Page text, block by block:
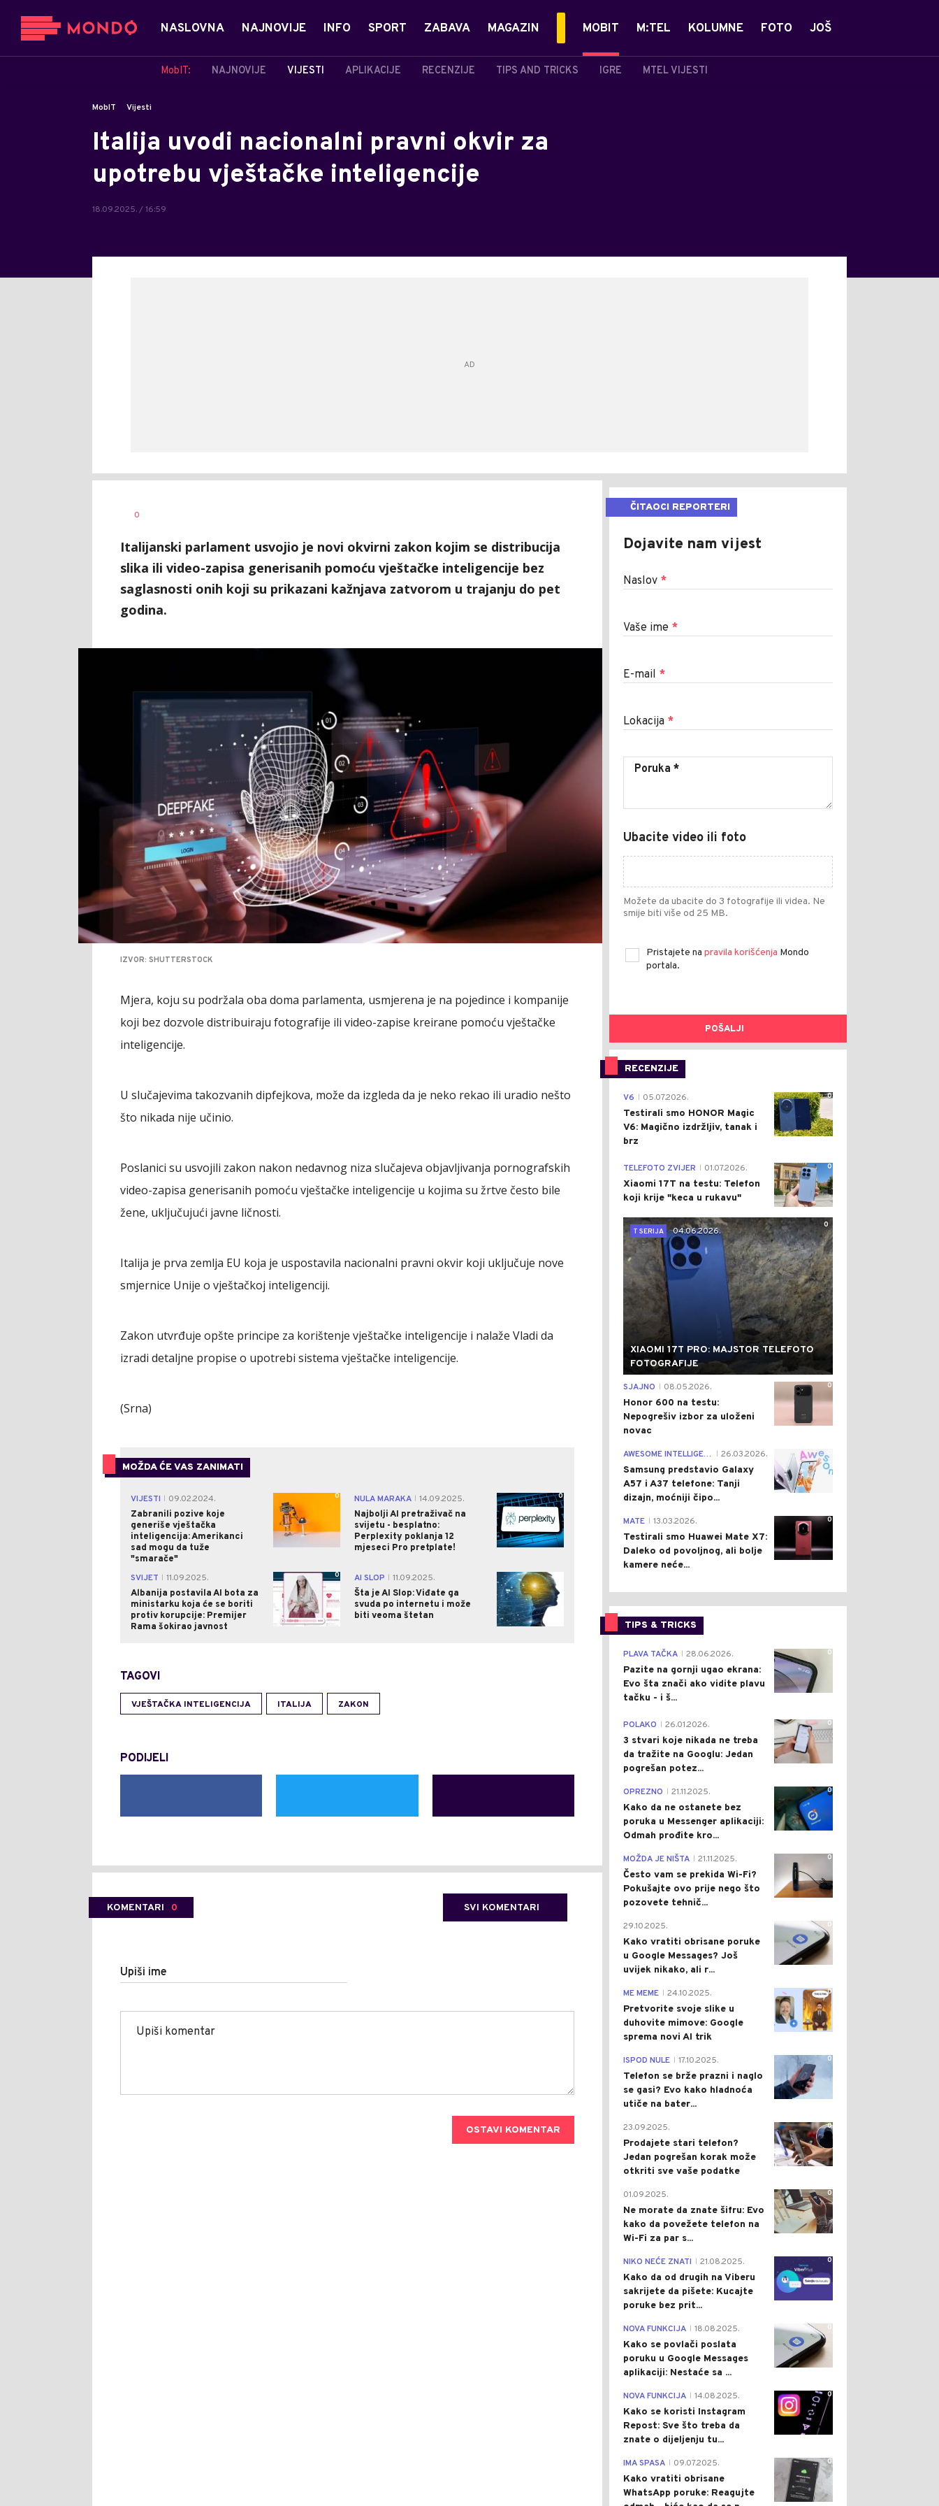
NASLOVNA NAJNOVIJE INFO SPORT ZABAVA MAGAZIN MOBIT
MobIT: NAJNOVIJE VIJESTI APLIKACIJE RECENZIJE TIPS AND TRICKS IGRE MTEL VIJESTI
M:TEL KOLUMNE FOTO JOŠ
MobIT Vijesti
Italija uvodi nacionalni pravni okvir za
upotrebu vještačke inteligencije
18.09.2025. / 16:59
AUTOR
0
Italijanski parlament usvojio je novi okvirni zakon kojim se distribucija
slika ili video-zapisa generisanih pomoću vještačke inteligencije bez
saglasnosti onih koji su prikazani kažnjava zatvorom u trajanju do pet
godina.
IZVOR: SHUTTERSTOCK
Mjera, koju su podržala oba doma parlamenta, usmjerena je na pojedince i kompanije
koji bez dozvole distribuiraju fotografije ili video-zapise kreirane pomoću vještačke
inteligencije.
U slučajevima takozvanih dipfejkova, može da izgleda da je neko rekao ili uradio nešto
što nikada nije učinio.
Poslanici su usvojili zakon nakon nedavnog niza slučajeva objavljivanja pornografskih
video-zapisa generisanih pomoću vještačke inteligencije u kojima su žrtve često bile
žene, uključujući javne ličnosti.
Italija je prva zemlja EU koja je uspostavila nacionalni pravni okvir koji uključuje nove
smjernice Unije o vještačkoj inteligenciji.
Zakon utvrđuje opšte principe za korištenje vještačke inteligencije i nalaže Vladi da
izradi detaljne propise o upotrebi sistema vještačke inteligencije.
(Srna)
MOŽDA ĆE VAS ZANIMATI
VIJESTI
09.02.2024.
Zabranili pozive koje
generiše vještačka
inteligencija: Amerikanci
sad mogu da tuže
"smarače"
0 NULA MARAKA
14.09.2025.
Najbolji AI pretraživač na
svijetu - besplatno:
Perplexity poklanja 12
mjeseci Pro pretplate!
0
SVIJET
11.09.2025.
Albanija postavila AI bota za
ministarku koja će se boriti
protiv korupcije: Premijer
Rama šokirao javnost
0 AI SLOP
11.09.2025.
Šta je AI Slop: Viđate ga
svuda po internetu i može
biti veoma štetan
TAGOVI
VJEŠTAČKA INTELIGENCIJA ITALIJA ZAKON
PODIJELI
KOMENTARI 0 SVI KOMENTARI
Upiši ime
OSTAVI KOMENTAR
ČITAOCI REPORTERI
Dojavite nam vijest
Naslov *
Vaše ime *
E-mail *
Lokacija *
Ubacite video ili foto
Možete da ubacite do 3 fotografije ili videa. Ne
smije biti više od 25 MB.
Pristajete na pravila korišćenja Mondo
portala.
POŠALJI
RECENZIJE
0
V6 05.07.2026.
Testirali smo HONOR Magic
V6: Magično izdržljiv, tanak i
brz
0
TELEFOTO ZVIJER 01.07.2026.
Xiaomi 17T na testu: Telefon
koji krije "keca u rukavu"
0
T SERIJA
04.06.2026.
XIAOMI 17T PRO: MAJSTOR TELEFOTO
FOTOGRAFIJE
0
SJAJNO 08.05.2026.
Honor 600 na testu:
Nepogrešiv izbor za uloženi
novac
AWESOME INTELLIGENCE 26.03.2026.
Samsung predstavio Galaxy
A57 i A37 telefone: Tanji
dizajn, moćniji čipo...
0
MATE 13.03.2026.
Testirali smo Huawei Mate X7:
Daleko od povoljnog, ali bolje
kamere neće...
TIPS & TRICKS
0
PLAVA TAČKA 28.06.2026.
Pazite na gornji ugao ekrana:
Evo šta znači ako vidite plavu
tačku - i š...
0
POLAKO 26.01.2026.
3 stvari koje nikada ne treba
da tražite na Googlu: Jedan
pogrešan potez...
0
OPREZNO 21.11.2025.
Kako da ne ostanete bez
poruka u Messenger aplikaciji:
Odmah prođite kro...
0
MOŽDA JE NIŠTA 21.11.2025.
Često vam se prekida Wi-Fi?
Pokušajte ovo prije nego što
pozovete tehnič...
0
29.10.2025.
Kako vratiti obrisane poruke
u Google Messages? Još
uvijek nikako, ali r...
0
ME MEME 24.10.2025.
Pretvorite svoje slike u
duhovite mimove: Google
sprema novi AI trik
0
ISPOD NULE 17.10.2025.
Telefon se brže prazni i naglo
se gasi? Evo kako hladnoća
utiče na bater...
0
23.09.2025.
Prodajete stari telefon?
Jedan pogrešan korak može
otkriti sve vaše podatke
0
01.09.2025.
Ne morate da znate šifru: Evo
kako da povežete telefon na
Wi-Fi za par s...
0
NIKO NEĆE ZNATI 21.08.2025.
Kako da od drugih na Viberu
sakrijete da pišete: Kucajte
poruke bez prit...
0
NOVA FUNKCIJA 18.08.2025.
Kako se povlači poslata
poruku u Google Messages
aplikaciji: Nestaće sa ...
0
NOVA FUNKCIJA 14.08.2025.
Kako se koristi Instagram
Repost: Sve što treba da
znate o dijeljenju tu...
0
IMA SPASA 09.07.2025.
Kako vratiti obrisane
WhatsApp poruke: Reagujte